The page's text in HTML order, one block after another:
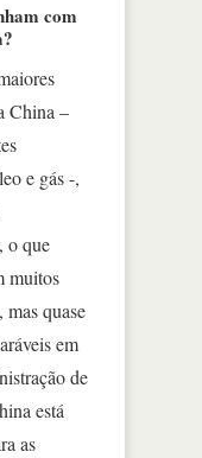
com
China –
e gás -,
o que
muitos
mas quase
em
de
está
as